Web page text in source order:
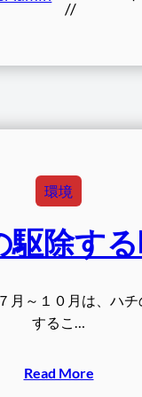
//
環境
駆除す
～１０月は、ハ
するこ…
Read More